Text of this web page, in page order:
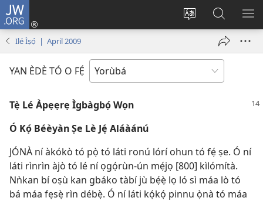
JW.ORG
Yí
pa
Wọlé
(opens
Wa
JW.ORG
Ilé Ìṣọ́ | April 2009
YAN ÈDÈ TÓ O FẸ́
Tẹ̀ Lé Àpẹẹrẹ Ìgbàgbọ́ Wọn
Ó Kọ́ Béèyàn Ṣe Lè Jẹ́ Aláàánú
JÓNÀ ní àkókò tó pọ̀ tó láti ronú lórí ohun tó fẹ́ ṣe. Ó ní
láti rìnrìn àjò tó lé ní ọgọ́rùn-ún mẹ́jọ [800] kìlómítà.
Nǹkan bí oṣù kan gbáko tàbí jù bẹ́ẹ̀ lọ ló sì máa lò tó
bá máa fẹsẹ̀ rìn débẹ̀. Ó ní láti kọ́kọ́ pinnu ọ̀nà tó máa